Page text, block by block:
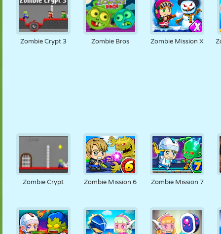
Zombie Crypt 3 Zombie Bros Zombie Mission X
Zombie Crypt Zombie Mission 6 Zombie Mission 7